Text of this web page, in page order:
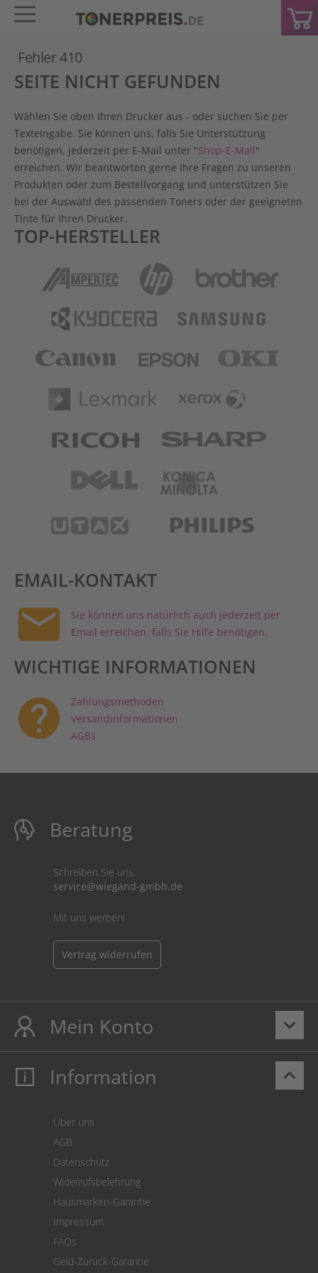
Fehler 410
SEITE NICHT GEFUNDEN
Wählen Sie oben Ihren Drucker aus - oder suchen Sie per
Texteingabe. Sie können uns, falls Sie Unterstützung
benötigen, jederzeit per E-Mail unter "Shop-E-Mail"
erreichen. Wir beantworten gerne Ihre Fragen zu unseren
Produkten oder zum Bestellvorgang und unterstützen Sie
bei der Auswahl des passenden Toners oder der geeigneten
Tinte für Ihren Drucker.
TOP-HERSTELLER
Ampertec
Kyocera
Canon Epson
Lexmark
RICOH
DELL
EMAIL-KONTAKT
email
Sie können uns natürlich auch jederzeit per
Email erreichen, falls Sie Hilfe benötigen.
WICHTIGE INFORMATIONEN
help
Zahlungsmethoden
Versandinformationen
AGBs
Beratung
Schreiben Sie uns:
service@wiegand-gmbh.de
Mit uns werben!
Vertrag widerrufen
keyboard_arrow_down
Mein Konto
Mein Konto
Cookie Einstellungen
keyboard_arrow_up
Information
Über uns
AGB
Datenschutz
Widerrufsbelehrung
Hausmarken-Garantie
Impressum
FAQs
Geld-Zurück-Garantie